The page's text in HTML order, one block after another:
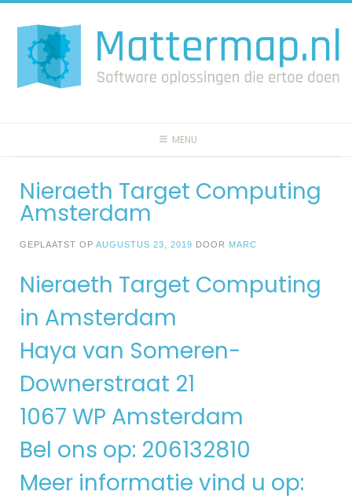
naar
inhoud
MENU
Nieraeth Target Computing
Amsterdam
GEPLAATST OP AUGUSTUS 23, 2019 DOOR MARC
Nieraeth Target Computing
in Amsterdam
Haya van Someren-
Downerstraat 21
1067 WP Amsterdam
Bel ons op: 206132810
Meer informatie vind u op: